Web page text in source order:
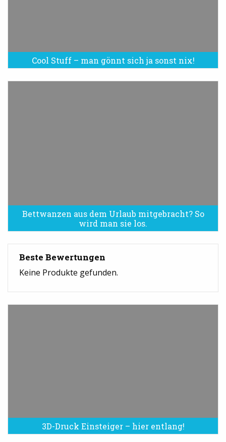
Cool Stuff – man gönnt sich ja sonst nix!
Bettwanzen aus dem Urlaub mitgebracht? So
wird man sie los.
Bettwanzen sind eine Plage
Beste Bewertungen
Keine Produkte gefunden.
3D-Druck Einsteiger – hier entlang!